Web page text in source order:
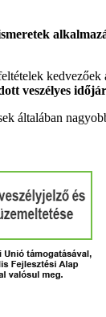
veszélyes
általában